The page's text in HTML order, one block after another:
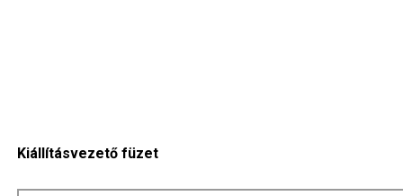
Kiállításvezető füzet